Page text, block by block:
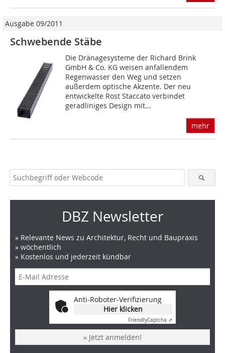
Ausgabe 09/2011
Schwebende Stäbe
Die Dränagesysteme der Richard Brink
GmbH & Co. KG weisen anfallendem
Regenwasser den Weg und setzen
außerdem optische Akzente. Der neu
entwickelte Rost Staccato verbindet
geradliniges Design mit...
mehr
DBZ Newsletter
» Relevante News zu Architektur, Recht und Baupraxis
» wöchentlich
» Kostenlos und jederzeit kündbar
Anti-Roboter-Verifizierung
Hier klicken
FriendlyCaptcha ⇗
» Jetzt anmelden!